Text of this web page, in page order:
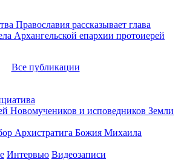
Православия рассказывает глава
Архангельской епархии протоиерей
Все публикации
Интервью Видеозаписи